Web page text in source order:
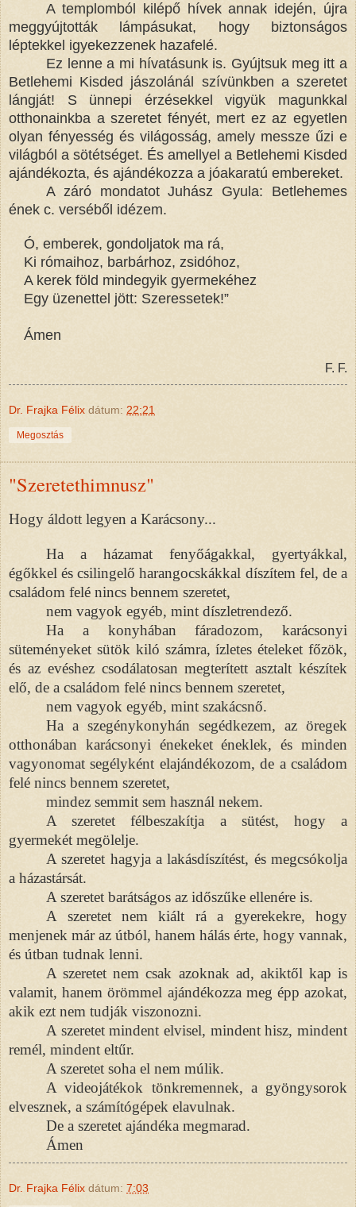
A templomból kilépő hívek annak idején, újra
meggyújtották lámpásukat, hogy biztonságos
léptekkel igyekezzenek hazafelé.
Ez lenne a mi hívatásunk is. Gyújtsuk meg itt a
Betlehemi Kisded jászolánál szívünkben a szeretet
lángját! S ünnepi érzésekkel vigyük magunkkal
otthonainkba a szeretet fényét, mert ez az egyetlen
olyan fényesség és világosság, amely messze űzi e
világból a sötétséget. És amellyel a Betlehemi Kisded
ajándékozta, és ajándékozza a jóakaratú embereket.
A záró mondatot Juhász Gyula: Betlehemes
ének c. verséből idézem.
Ó, emberek, gondoljatok ma rá,
Ki rómaihoz, barbárhoz, zsidóhoz,
A kerek föld mindegyik gyermekéhez
Egy üzenettel jött: Szeressetek!”
Ámen
F. F.
Dr. Frajka Félix dátum: 22:21
Megosztás
"Szeretethimnusz"
Hogy áldott legyen a Karácsony...
Ha a házamat fenyőágakkal, gyertyákkal,
égőkkel és csilingelő harangocskákkal díszítem fel, de a
családom felé nincs bennem szeretet,
nem vagyok egyéb, mint díszletrendező.
Ha a konyhában fáradozom, karácsonyi
süteményeket sütök kiló számra, ízletes ételeket főzök,
és az evéshez csodálatosan megterített asztalt készítek
elő, de a családom felé nincs bennem szeretet,
nem vagyok egyéb, mint szakácsnő.
Ha a szegénykonyhán segédkezem, az öregek
otthonában karácsonyi énekeket éneklek, és minden
vagyonomat segélyként elajándékozom, de a családom
felé nincs bennem szeretet,
mindez semmit sem használ nekem.
A szeretet félbeszakítja a sütést, hogy a
gyermekét megölelje.
A szeretet hagyja a lakásdíszítést, és megcsókolja
a házastársát.
A szeretet barátságos az időszűke ellenére is.
A szeretet nem kiált rá a gyerekekre, hogy
menjenek már az útból, hanem hálás érte, hogy vannak,
és útban tudnak lenni.
A szeretet nem csak azoknak ad, akiktől kap is
valamit, hanem örömmel ajándékozza meg épp azokat,
akik ezt nem tudják viszonozni.
A szeretet mindent elvisel, mindent hisz, mindent
remél, mindent eltűr.
A szeretet soha el nem múlik.
A videojátékok tönkremennek, a gyöngysorok
elvesznek, a számítógépek elavulnak.
De a szeretet ajándéka megmarad.
Ámen
Dr. Frajka Félix dátum: 7:03